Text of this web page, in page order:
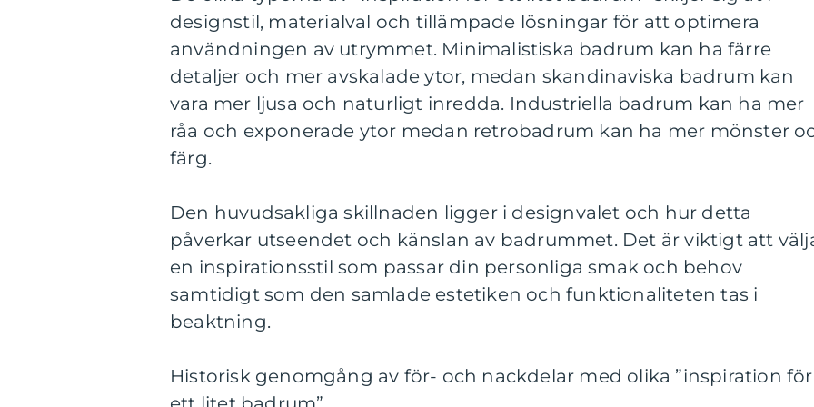
designstil, materialval och tillämpade lösningar för att optimera
användningen av utrymmet. Minimalistiska badrum kan ha färre
detaljer och mer avskalade ytor, medan skandinaviska badrum kan
vara mer ljusa och naturligt inredda. Industriella badrum kan ha mer
råa och exponerade ytor medan retrobadrum kan ha mer mönster
färg.
Den huvudsakliga skillnaden ligger i designvalet och hur detta
påverkar utseendet och känslan av badrummet. Det är viktigt att
en inspirationsstil som passar din personliga smak och behov
samtidigt som den samlade estetiken och funktionaliteten tas i
beaktning.
Historisk genomgång av för- och nackdelar med olika ”inspiration för